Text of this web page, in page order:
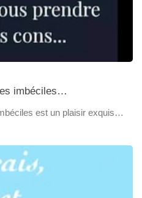
imbéciles…
est un plaisir exquis…